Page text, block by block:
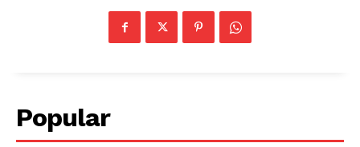
Popular